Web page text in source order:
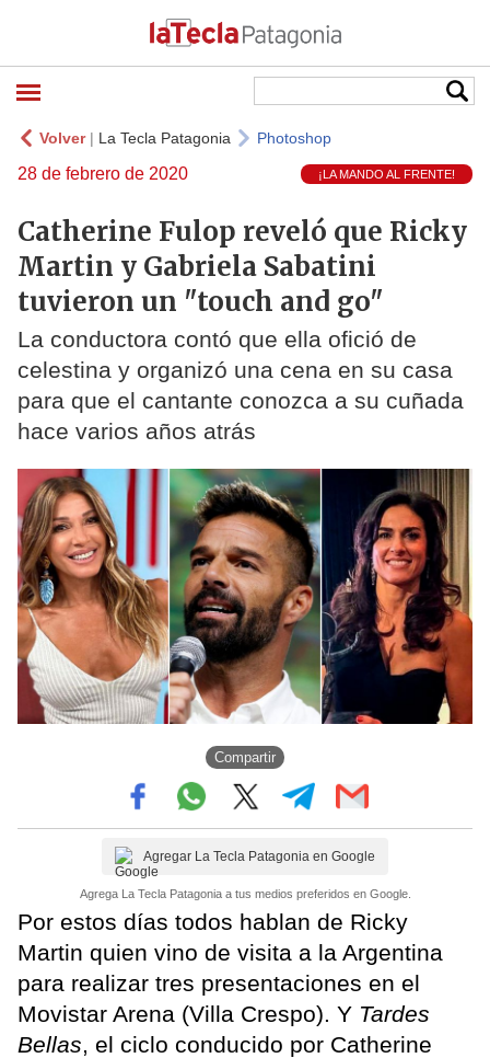
Volver| La Tecla Patagonia Photoshop
28 de febrero de 2020 ¡LA MANDO AL FRENTE!
Catherine Fulop reveló que Ricky
Martin y Gabriela Sabatini
tuvieron un "touch and go"
La conductora contó que ella ofició de
celestina y organizó una cena en su casa
para que el cantante conozca a su cuñada
hace varios años atrás
Compartir
Agregar La Tecla Patagonia en Google
Agrega La Tecla Patagonia a tus medios preferidos en Google.
Por estos días todos hablan de Ricky
Martin quien vino de visita a la Argentina
para realizar tres presentaciones en el
Movistar Arena (Villa Crespo). Y Tardes
Bellas, el ciclo conducido por Catherine